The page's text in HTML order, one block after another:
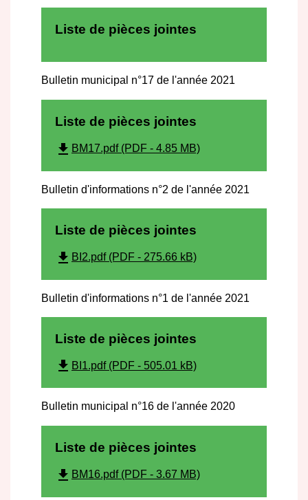
Liste de pièces jointes
Bulletin municipal n°17 de l'année 2021
Liste de pièces jointes
file_download BM17.pdf (PDF - 4.85 MB)
Bulletin d'informations n°2 de l'année 2021
Liste de pièces jointes
file_download BI2.pdf (PDF - 275.66 kB)
Bulletin d'informations n°1 de l'année 2021
Liste de pièces jointes
file_download BI1.pdf (PDF - 505.01 kB)
Bulletin municipal n°16 de l'année 2020
Liste de pièces jointes
file_download BM16.pdf (PDF - 3.67 MB)